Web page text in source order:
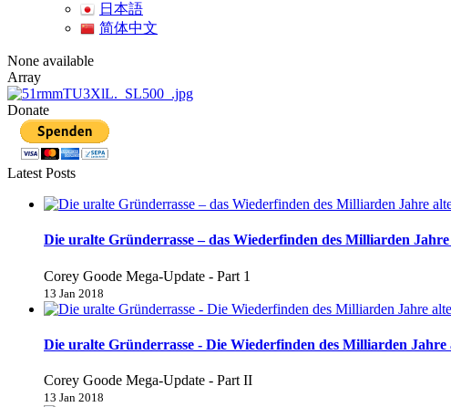
日本語
简体中文
None available
Array
Donate
Latest Posts
Die uralte Gründerrasse – das Wiederfinden des Milliarden
Corey Goode Mega-Update - Part 1
13 Jan 2018
Die uralte Gründerrasse - Die Wiederfinden des Milliarden
Corey Goode Mega-Update - Part II
13 Jan 2018